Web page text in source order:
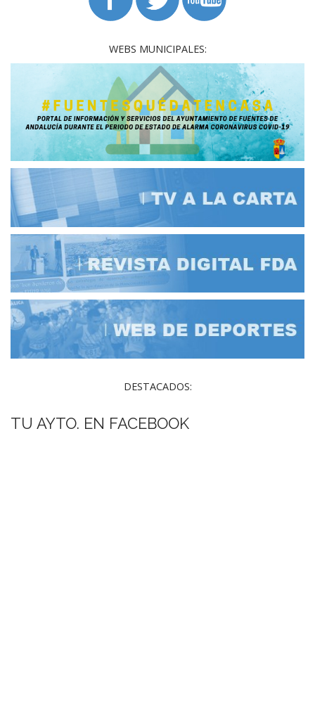
WEBS MUNICIPALES:
DESTACADOS:
TU AYTO. EN FACEBOOK